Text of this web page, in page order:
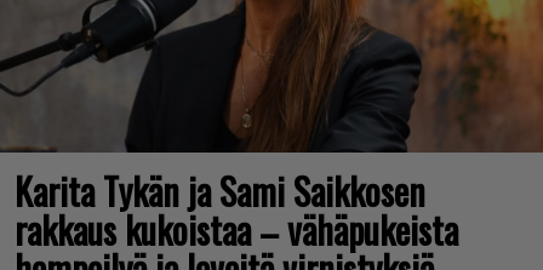
Karita Tykän ja Sami Saikkosen
rakkaus kukoistaa – vähäpukeista